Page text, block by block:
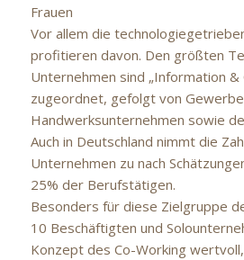
Frauen
Vor allem die
profitieren davon. Den größten
Unternehmen sind „Information &
zugeordnet, gefolgt von
Handwerksunternehmen sowie
Auch in Deutschland nimmt die
Unternehmen zu nach
25% der Berufstätigen.
Besonders für diese Zielgruppe
10 Beschäftigten und
Konzept des Co-Working